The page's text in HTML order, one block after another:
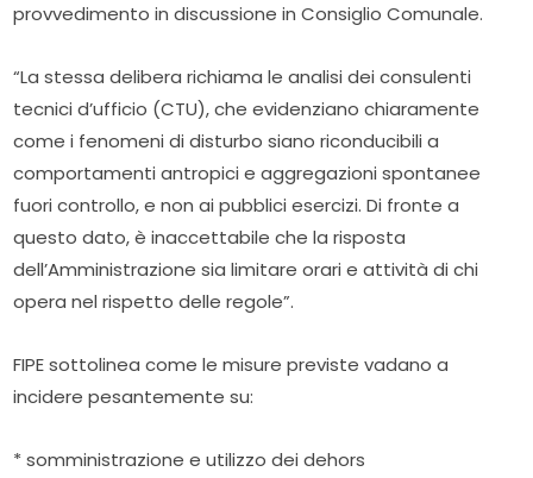
provvedimento in discussione in Consiglio Comunale.
“La stessa delibera richiama le analisi dei consulenti
tecnici d’ufficio (CTU), che evidenziano chiaramente
come i fenomeni di disturbo siano riconducibili a
comportamenti antropici e aggregazioni spontanee
fuori controllo, e non ai pubblici esercizi. Di fronte a
questo dato, è inaccettabile che la risposta
dell’Amministrazione sia limitare orari e attività di chi
opera nel rispetto delle regole”.
FIPE sottolinea come le misure previste vadano a
incidere pesantemente su:
* somministrazione e utilizzo dei dehors